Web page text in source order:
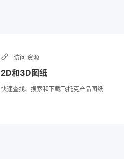
访问 资源
2D和3D图纸
快速查找、搜索和下载飞托克产品图纸